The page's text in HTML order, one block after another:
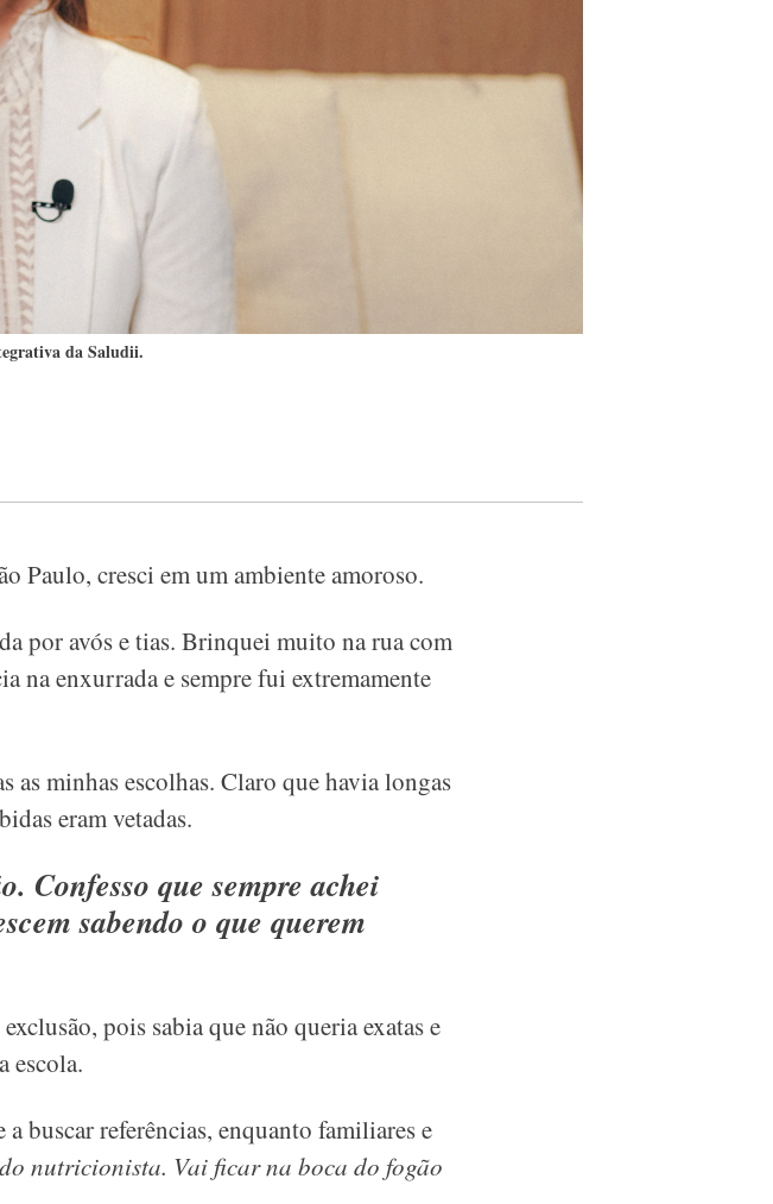
da Saludii.
Paulo, cresci em um ambiente amoroso.
por avós e tias. Brinquei muito na rua com
na enxurrada e sempre fui extremamente
as minhas escolhas. Claro que havia longas
eram vetadas.
Confesso que sempre achei
sabendo o que querem
pois sabia que não queria exatas e
escola.
buscar referências, enquanto familiares e
nutricionista. Vai ficar na boca do fogão